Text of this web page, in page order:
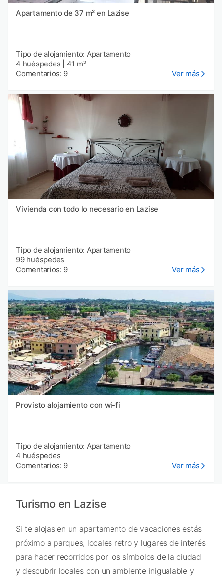
Apartamento de 37 m² en Lazise
Tipo de alojamiento: Apartamento
4 huéspedes
41 m²
Comentarios: 9
Ver más
Vivienda con todo lo necesario en Lazise
Tipo de alojamiento: Apartamento
99 huéspedes
Comentarios: 9
Ver más
Provisto alojamiento con wi-fi
Tipo de alojamiento: Apartamento
4 huéspedes
Comentarios: 9
Ver más
Turismo en Lazise
Si te alojas en un apartamento de vacaciones estás
próximo a parques, locales retro y lugares de interés
para hacer recorridos por los símbolos de la ciudad
y descubrir locales con un ambiente inigualable y